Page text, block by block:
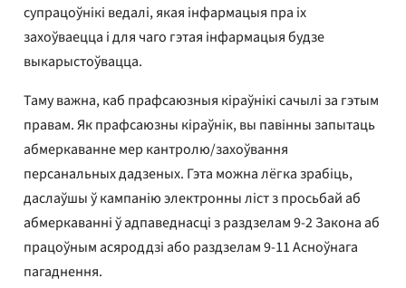
супрацоўнікі ведалі, якая інфармацыя пра іх
захоўваецца і для чаго гэтая інфармацыя будзе
выкарыстоўвацца.
Таму важна, каб прафсаюзныя кіраўнікі сачылі за гэтым
правам. Як прафсаюзны кіраўнік, вы павінны запытаць
абмеркаванне мер кантролю/захоўвання
персанальных дадзеных. Гэта можна лёгка зрабіць,
даслаўшы ў кампанію электронны ліст з просьбай аб
абмеркаванні ў адпаведнасці з раздзелам 9-2 Закона аб
працоўным асяроддзі або раздзелам 9-11 Асноўнага
пагаднення.